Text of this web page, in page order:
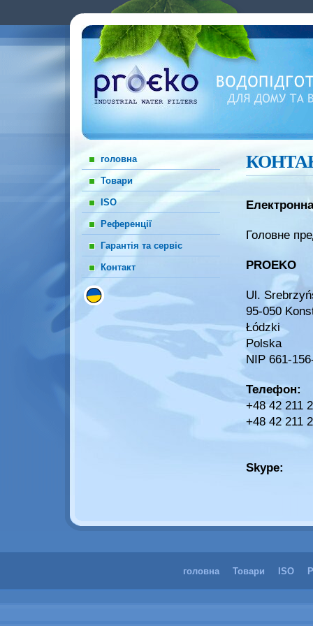
головна
Товари
ISO
Референції
Гарантія та сервіс
Контакт
Головне
PROEKO
Ul.
95-050
Łódzki
Polska
NIP 661-
Телефон:
+48 42 211
+48 42 211
Skype:
головна Товари ISO